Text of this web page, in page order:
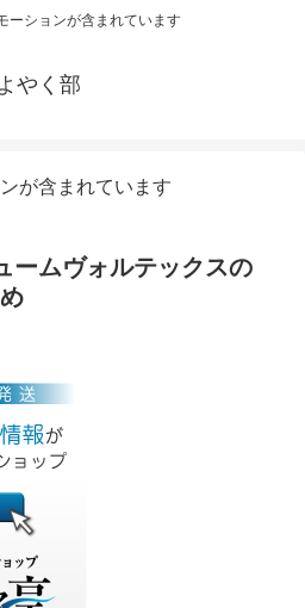
ーションが含まれています
やく部
が含まれています
ームヴォルテックスの